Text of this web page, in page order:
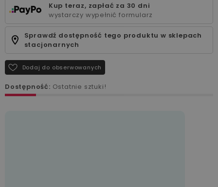
Kup teraz, zapłać za 30 dni
wystarczy wypełnić formularz
Sprawdź dostępność tego produktu w sklepach
stacjonarnych
Dodaj do obserwowanych
Dostępność: Ostatnie sztuki!